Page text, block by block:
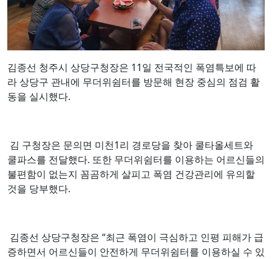
김종선 청주시 상당구청장은 11일 전국적인 폭염특보에 따
라 상당구 관내에 무더위쉼터를 방문해 현장 중심의 점검 활
동을 실시했다.
김 구청장은 문의면 미천1리 경로당을 찾아 쿨타올세트와
쿨파스를 전달했다. 또한 무더위쉼터를 이용하는 어르신들의
불편함이 없는지 꼼곰하게 살피고 폭염 건강관리에 유의할
것을 당부했다.
김종선 상당구청장은 “최근 폭염이 극심하고 인평 피해가 급
증하면서 어르신들이 안전하게 무더위쉼터를 이용하실 수 있